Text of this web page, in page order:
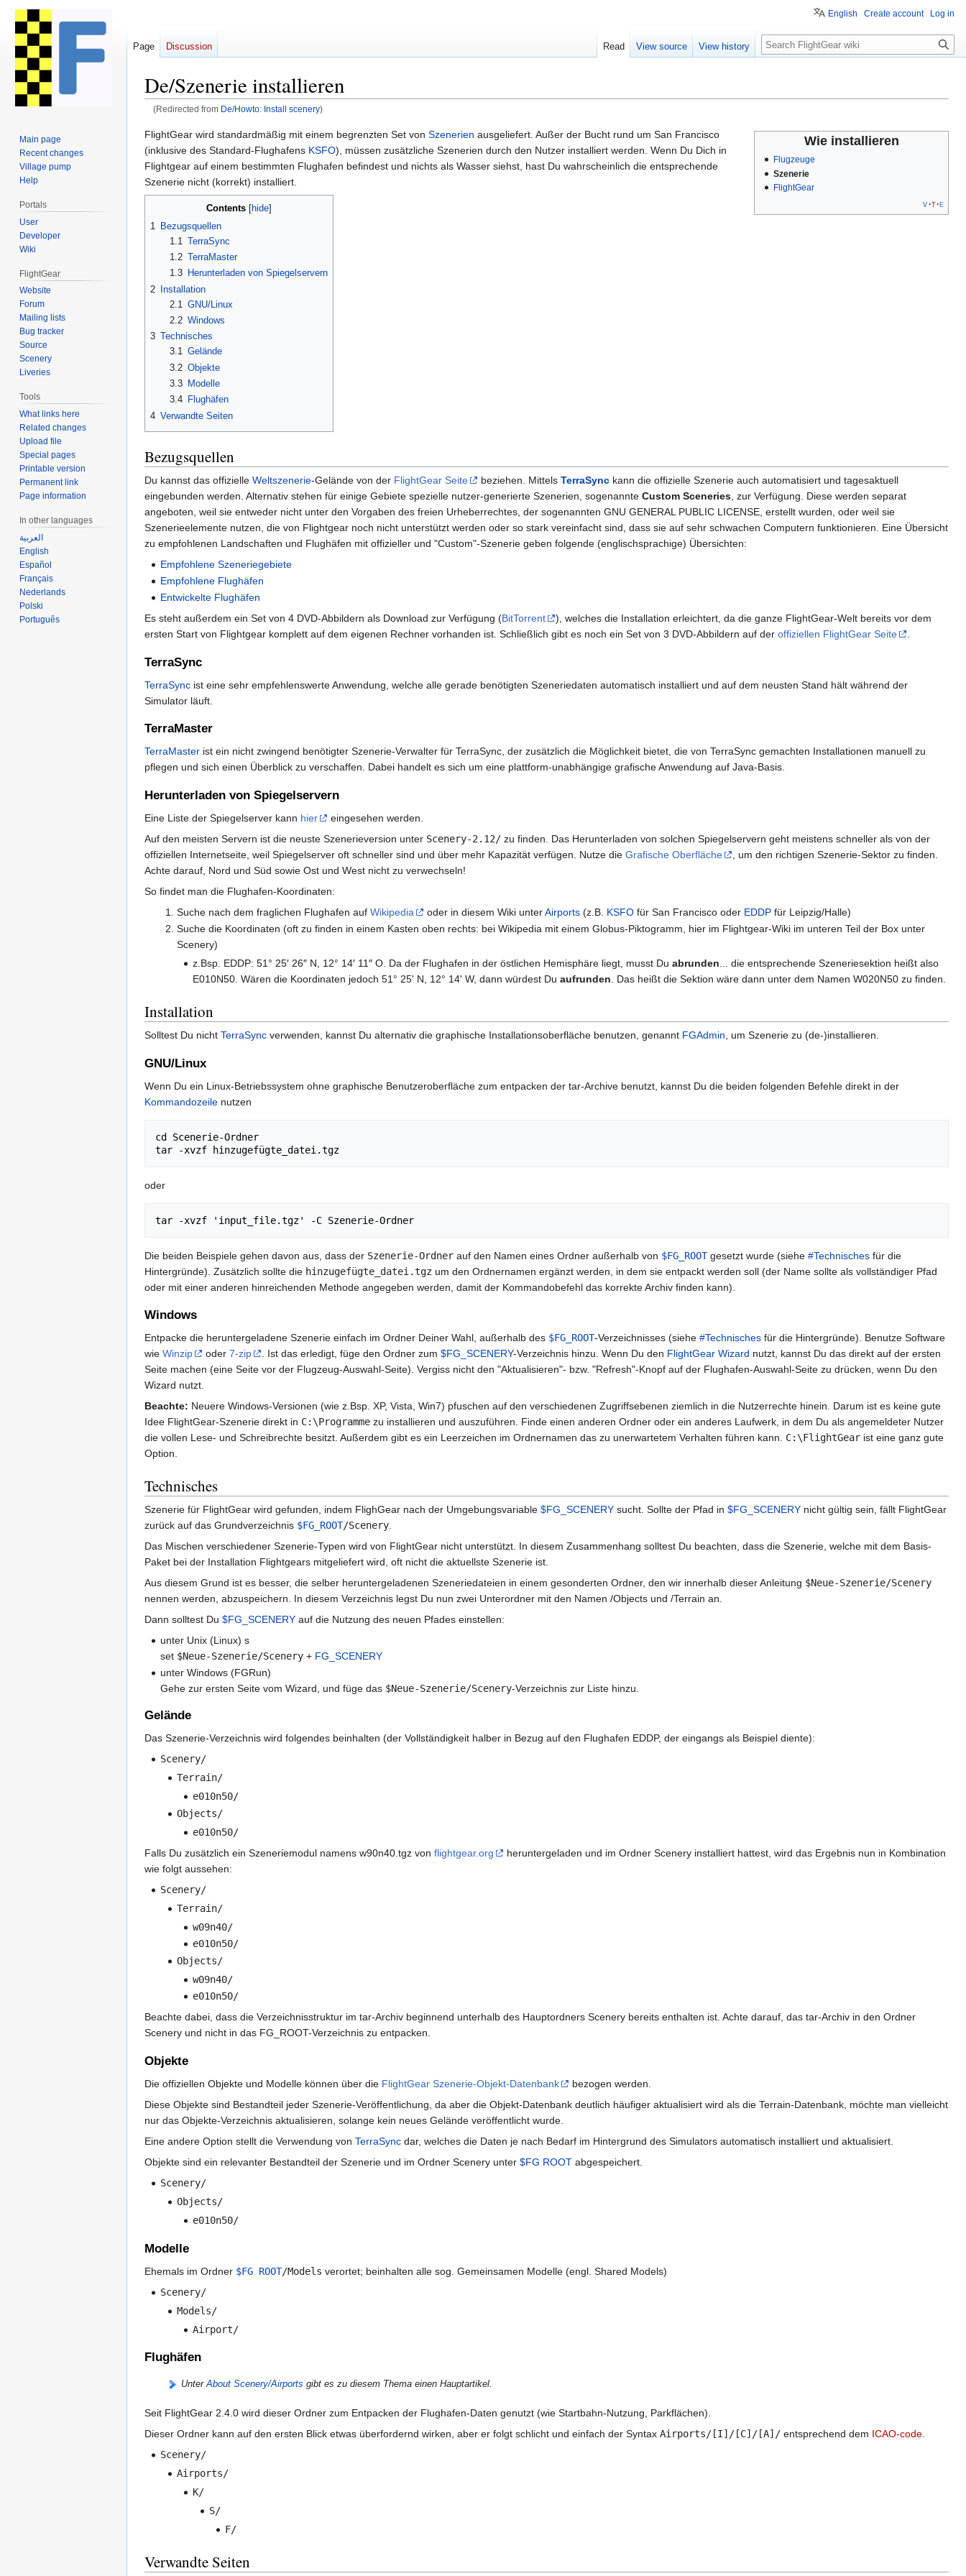
De/Szenerie installieren
(Redirected from De/Howto: Install scenery)
Jump
to
navigation
Jump
to
search
Wie installieren
Flugzeuge
Szenerie
FlightGear
v t e
FlightGear wird standardmäßig mit einem begrenzten Set von Szenerien ausgeliefert. Außer der Bucht rund um San Francisco
(inklusive des Standard-Flughafens KSFO), müssen zusätzliche Szenerien durch den Nutzer installiert werden. Wenn Du Dich in
Flightgear auf einem bestimmten Flughafen befindest und nichts als Wasser siehst, hast Du wahrscheinlich die entsprechende
Szenerie nicht (korrekt) installiert.
Contents
1
Bezugsquellen
1.1 TerraSync
1.2 TerraMaster
1.3
Herunterladen von Spiegelservern
2 Installation
2.1 GNU/Linux
2.2 Windows
3 Technisches
3.1 Gelände
3.2 Objekte
3.3
Modelle
3.4
Flughäfen
4 Verwandte Seiten
Bezugsquellen
Du kannst das offizielle Weltszenerie-Gelände von der FlightGear Seite beziehen. Mittels TerraSync kann die offizielle Szenerie auch automatisiert und tagesaktuell
eingebunden werden. Alternativ stehen für einige Gebiete spezielle nutzer-generierte Szenerien, sogenannte Custom Sceneries , zur Verfügung. Diese werden separat
angeboten, weil sie entweder nicht unter den Vorgaben des freien Urheberrechtes, der sogenannten GNU GENERAL PUBLIC LICENSE, erstellt wurden, oder weil sie
Szenerieelemente nutzen, die von Flightgear noch nicht unterstützt werden oder so stark vereinfacht sind, dass sie auf sehr schwachen Computern funktionieren. Eine Übersicht
zu empfohlenen Landschaften und Flughäfen mit offizieller und "Custom"-Szenerie geben folgende (englischsprachige) Übersichten:
Empfohlene Szeneriegebiete
Empfohlene Flughäfen
Entwickelte Flughäfen
Es steht außerdem ein Set von 4 DVD-Abbildern als Download zur Verfügung (BitTorrent
), welches die Installation erleichtert, da die ganze FlightGear-Welt bereits vor dem
ersten Start von Flightgear komplett auf dem eigenen Rechner vorhanden ist. Schließlich gibt es noch ein Set von 3 DVD-Abbildern auf der offiziellen FlightGear Seite .
TerraSync
TerraSync ist eine sehr empfehlenswerte Anwendung, welche alle gerade benötigten Szeneriedaten automatisch installiert und auf dem neusten Stand hält während der
Simulator läuft.
TerraMaster
TerraMaster ist ein nicht zwingend benötigter Szenerie-Verwalter für TerraSync, der zusätzlich die Möglichkeit bietet, die von TerraSync gemachten Installationen manuell zu
pflegen und sich einen Überblick zu verschaffen. Dabei handelt es sich um eine plattform-unabhängige grafische Anwendung auf Java-Basis.
Herunterladen von Spiegelservern
Eine Liste der Spiegelserver kann hier
eingesehen werden.
Auf den meisten Servern ist die neuste Szenerieversion unter Scenery-2.12/ zu finden. Das Herunterladen von solchen Spiegelservern geht meistens schneller als von der
offiziellen Internetseite, weil Spiegelserver oft schneller sind und über mehr Kapazität verfügen. Nutze die Grafische Oberfläche
, um den richtigen Szenerie-Sektor zu finden.
Achte darauf, Nord und Süd sowie Ost und West nicht zu verwechseln!
So findet man die Flughafen-Koordinaten:
Suche nach dem fraglichen Flughafen auf Wikipedia oder in diesem Wiki unterAirports(z.B. KSFOfür San Francisco oder EDDPfür Leipzig/Halle)
Suche die Koordinaten (oft zu finden in einem Kasten oben rechts: bei Wikipedia mit einem Globus-Piktogramm, hier im Flightgear-Wiki im unteren Teil der Box unter
Scenery)
z.Bsp. EDDP: 51° 25′ 26″ N, 12° 14′ 11″ O. Da der Flughafen in der östlichen Hemisphäre liegt, musst Duabrunden ... die entsprechende Szeneriesektion heißt also
E010N50. Wären die Koordinaten jedoch 51° 25' N, 12° 14' W, dann würdest Duaufrunden . Das heißt die Sektion wäre dann unter dem Namen W020N50 zu finden.
Installation
Solltest Du nicht TerraSync verwenden, kannst Du alternativ die graphische Installationsoberfläche benutzen, genannt FGAdmin , um Szenerie zu (de-)installieren.
GNU/Linux
Wenn Du ein Linux-Betriebssystem ohne graphische Benutzeroberfläche zum entpacken der tar-Archive benutzt, kannst Du die beiden folgenden Befehle direkt in der
Kommandozeile nutzen
cd Scenerie-Ordner
oder
Die beiden Beispiele gehen davon aus, dass der Szenerie-Ordner auf den Namen eines Ordner außerhalb von $FG_ROOTgesetzt wurde (siehe #Technisches für die
Hintergründe). Zusätzlich sollte die hinzugefügte_datei.tgz um den Ordnernamen ergänzt werden, in dem sie entpackt werden soll (der Name sollte als vollständiger Pfad
oder mit einer anderen hinreichenden Methode angegeben werden, damit der Kommandobefehl das korrekte Archiv finden kann).
Windows
Entpacke die heruntergeladene Szenerie einfach im Ordner Deiner Wahl, außerhalb des $FG_ROOT-Verzeichnisses (siehe #Technisches für die Hintergründe). Benutze Software
wie Winzip oder 7-zip . Ist das erledigt, füge den Ordner zum $FG_SCENERY-Verzeichnis hinzu. Wenn Du den FlightGear Wizard nutzt, kannst Du das direkt auf der ersten
Seite machen (eine Seite vor der Flugzeug-Auswahl-Seite). Vergiss nicht den "Aktualisieren"- bzw. "Refresh"-Knopf auf der Flughafen-Auswahl-Seite zu drücken, wenn Du den
Wizard nutzt.
Beachte: Neuere Windows-Versionen (wie z.Bsp. XP, Vista, Win7) pfuschen auf den verschiedenen Zugriffsebenen ziemlich in die Nutzerrechte hinein. Darum ist es keine gute
Idee FlightGear-Szenerie direkt in C:\Programme zu installieren und auszuführen. Finde einen anderen Ordner oder ein anderes Laufwerk, in dem Du als angemeldeter Nutzer
die vollen Lese- und Schreibrechte besitzt. Außerdem gibt es ein Leerzeichen im Ordnernamen das zu unerwartetem Verhalten führen kann. C:\FlightGear ist eine ganz gute
Option.
Technisches
Szenerie für FlightGear wird gefunden, indem FlighGear nach der Umgebungsvariable $FG_SCENERY sucht. Sollte der Pfad in $FG_SCENERY nicht gültig sein, fällt FlightGear
zurück auf das Grundverzeichnis $FG_ROOT/Scenery
Das Mischen verschiedener Szenerie-Typen wird von FlightGear nicht unterstützt. In diesem Zusammenhang solltest Du beachten, dass die Szenerie, welche mit dem Basis-
Paket bei der Installation Flightgears mitgeliefert wird, oft nicht die aktuellste Szenerie ist.
Aus diesem Grund ist es besser, die selber heruntergeladenen Szeneriedateien in einem gesonderten Ordner, den wir innerhalb dieser Anleitung $Neue-Szenerie/Scenery
nennen werden, abzuspeichern. In diesem Verzeichnis legst Du nun zwei Unterordner mit den Namen /Objects und /Terrain an.
Dann solltest Du $FG_SCENERY auf die Nutzung des neuen Pfades einstellen:
unter Unix (Linux) s
set $Neue-Szenerie/Scenery + FG_SCENERY
unter Windows (FGRun)
Gehe zur ersten Seite vom Wizard, und füge das $Neue-Szenerie/Scenery-Verzeichnis zur Liste hinzu.
Gelände
Das Szenerie-Verzeichnis wird folgendes beinhalten (der Vollständigkeit halber in Bezug auf den Flughafen EDDP, der eingangs als Beispiel diente):
Scenery/
Terrain/
e010n50/
Objects/
e010n50/
Falls Du zusätzlich ein Szeneriemodul namens w90n40.tgz von flightgear.org
heruntergeladen und im Ordner Scenery installiert hattest, wird das Ergebnis nun in Kombination
wie folgt aussehen:
Scenery/
Terrain/
w09n40/
e010n50/
Objects/
w09n40/
e010n50/
Beachte dabei, dass die Verzeichnisstruktur im tar-Archiv beginnend unterhalb des Hauptordners Scenery bereits enthalten ist. Achte darauf, das tar-Archiv in den Ordner
Scenery und nicht in das FG_ROOT-Verzeichnis zu entpacken.
Objekte
Die offiziellen Objekte und Modelle können über die FlightGear Szenerie-Objekt-Datenbank
bezogen werden.
Diese Objekte sind Bestandteil jeder Szenerie-Veröffentlichung, da aber die Objekt-Datenbank deutlich häufiger aktualisiert wird als die Terrain-Datenbank, möchte man vielleicht
nur das Objekte-Verzeichnis aktualisieren, solange kein neues Gelände veröffentlicht wurde.
Eine andere Option stellt die Verwendung von TerraSync dar, welches die Daten je nach Bedarf im Hintergrund des Simulators automatisch installiert und aktualisiert.
Objekte sind ein relevanter Bestandteil der Szenerie und im Ordner Scenery unter $FG ROOT abgespeichert.
Scenery/
Objects/
e010n50/
Modelle
Ehemals im Ordner $FG ROOT/Models verortet; beinhalten alle sog. Gemeinsamen Modelle (engl. Shared Models)
Scenery/
Models/
Airport/
Flughäfen
UnterAbout Scenery/Airports gibt es zu diesem Thema einen Hauptartikel.
Seit FlightGear 2.4.0 wird dieser Ordner zum Entpacken der Flughafen-Daten genutzt (wie Startbahn-Nutzung, Parkflächen).
Dieser Ordner kann auf den ersten Blick etwas überfordernd wirken, aber er folgt schlicht und einfach der Syntax Airports/[I]/[C]/[A]/ entsprechend dem ICAO-code
Scenery/
Airports/
K/
S/
F/
Verwandte Seiten
English Create account Log in
Page Discussion Read View source View history Search
Main page
Recent changes
Village pump
Help
Portals
User
Developer
Wiki
FlightGear
Website
Forum
Mailing lists
Bug tracker
Source
Scenery
Liveries
Tools
What links here
Related changes
Upload file
Special pages
Printable version
Permanent link
Page information
In other languages
العربية
English
Español
Français
Nederlands
Polski
Português